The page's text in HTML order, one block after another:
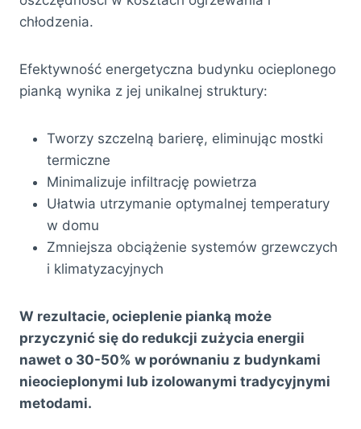
chłodzenia.
Efektywność energetyczna budynku ocieplonego
pianką wynika z jej unikalnej struktury:
Tworzy szczelną barierę, eliminując mostki
termiczne
Minimalizuje infiltrację powietrza
Ułatwia utrzymanie optymalnej temperatury
w domu
Zmniejsza obciążenie systemów grzewczych
i klimatyzacyjnych
W rezultacie, ocieplenie pianką może
przyczynić się do redukcji zużycia energii
nawet o 30-50% w porównaniu z budynkami
nieocieplonymi lub izolowanymi tradycyjnymi
metodami.